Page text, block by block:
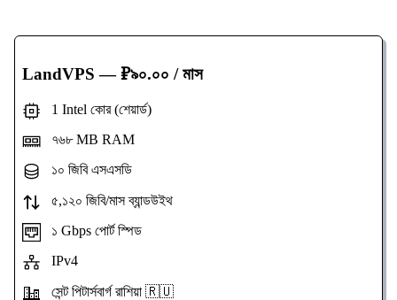
LandVPS — ₽৯০.০০ / মাস
1 Intel কোর (শেয়ার্ড)
৭৬৮ MB RAM
১০ জিবি এসএসডি
৫,১২০ জিবি/মাস ব্যান্ডউইথ
১ Gbps পোর্ট স্পিড
IPv4
সেন্ট পিটার্সবার্গ রাশিয়া 🇷🇺